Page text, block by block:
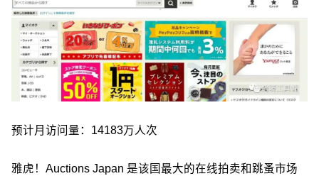
预计月访问量：14183万人次
雅虎！Auctions Japan 是该国最大的在线拍卖和跳蚤市场